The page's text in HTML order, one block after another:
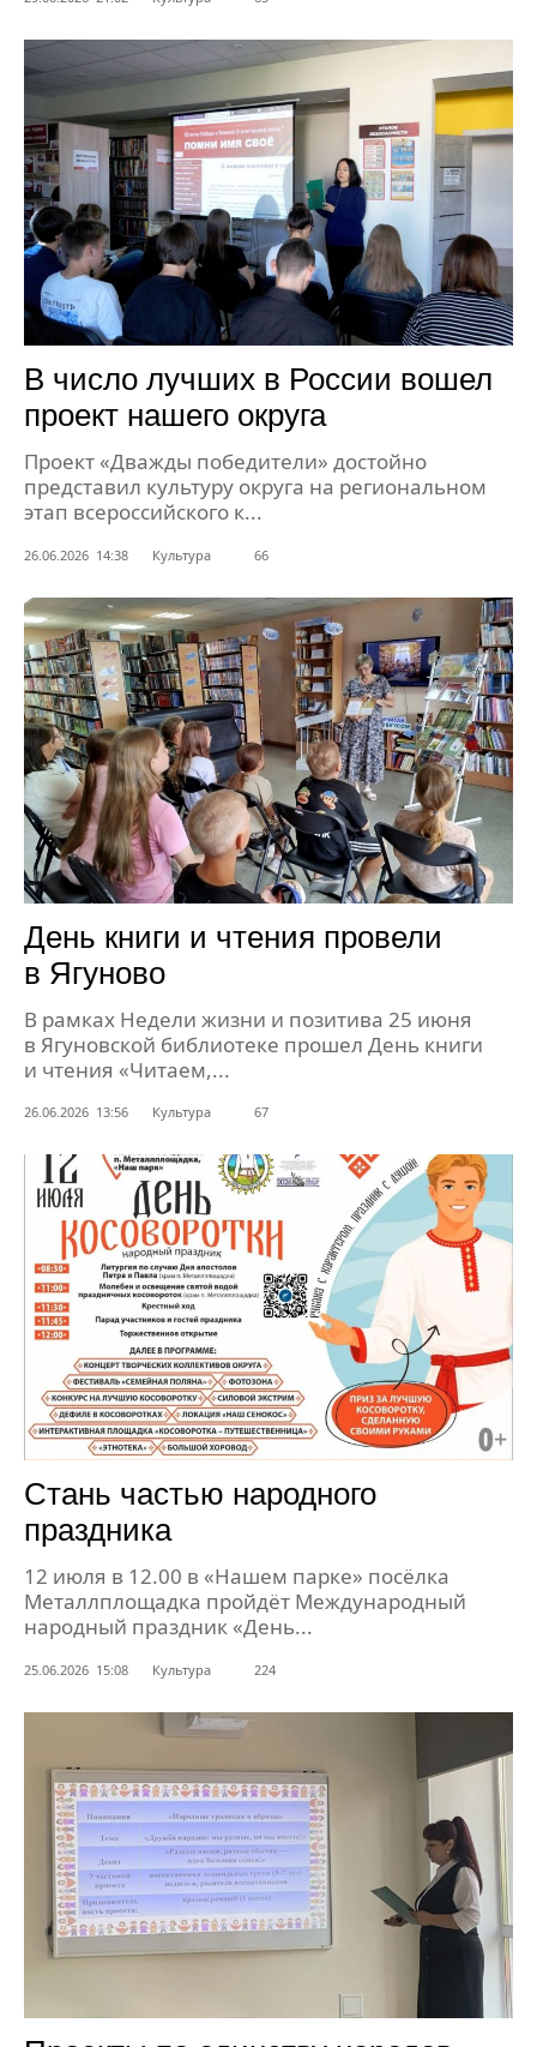
В число лучших в России вошел
проект нашего округа
Проект «Дважды победители» достойно
представил культуру округа на региональном
этап всероссийского к...
26.06.2026 14:38 Культура 66
День книги и чтения провели
в Ягуново
В рамках Недели жизни и позитива 25 июня
в Ягуновской библиотеке прошел День книги
и чтения «Читаем,...
26.06.2026 13:56 Культура 67
Стань частью народного
праздника
12 июля в 12.00 в «Нашем парке» посёлка
Металлплощадка пройдёт Международный
народный праздник «День...
25.06.2026 15:08 Культура 224